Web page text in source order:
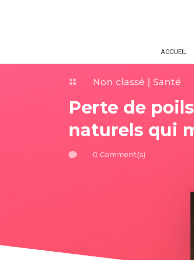
ACCUEIL
 Non classé Santé
Perte de
naturels qui
 0 Comment(s)